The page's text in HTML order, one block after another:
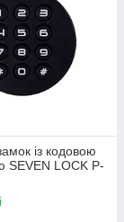
із кодовою
SEVEN LOCK P-